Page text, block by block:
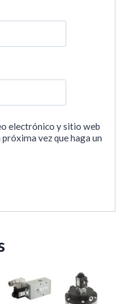
electrónico y sitio web
vez que haga un